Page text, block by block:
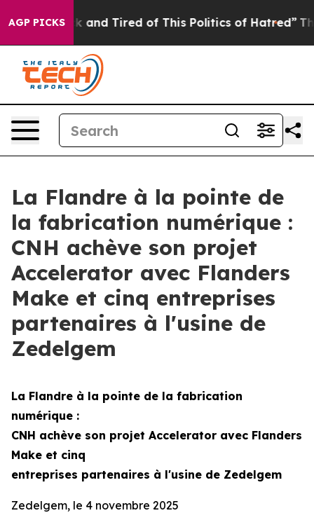
AGP PICKS
Sick and Tired of This Politics of Hatred” The Story
La Flandre à la pointe de
la fabrication numérique :
CNH achève son projet
Accelerator avec Flanders
Make et cinq entreprises
partenaires à l'usine de
Zedelgem
La Flandre à la pointe de la fabrication
numérique :
CNH achève son projet Accelerator avec Flanders
Make et cinq
entreprises partenaires à l'usine de Zedelgem
Zedelgem, le 4 novembre 2025